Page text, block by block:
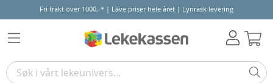
Fri frakt over 1000,-* | Lave priser hele året | Lynrask levering